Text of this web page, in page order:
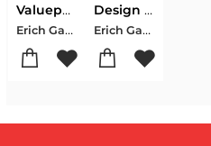
Valuepack: Design Patterns:elements Of Reusable Object-oriented Software With Applying Uml And Patterns:an Introduction To Object-oriented Analysis And Design And Iterative Development
Erich Gamma-Richard Helm-Ralph Johnson-John Vlissides-Craig Larman
Design Patterns
Erich Gamma-Richard Helm-Ralph Johnson-John Vlissides